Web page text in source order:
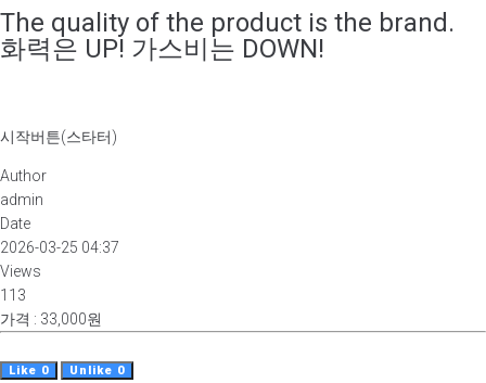
The quality of the product is the brand.
화력은 UP! 가스비는 DOWN!
시작버튼(스타터)
Author
admin
Date
2026-03-25 04:37
Views
113
가격 : 33,000원
Like 0 Unlike 0